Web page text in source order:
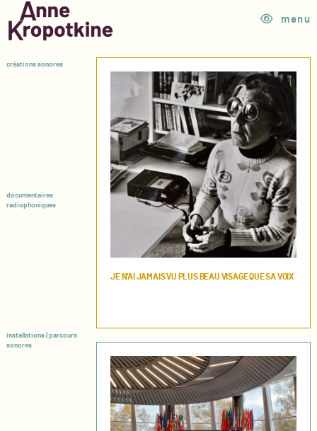
menu
créations sonores
documentaires
radiophoniques
installations | parcours
sonores
JE N’AI JAMAIS VU PLUS BEAU VISAGE QUE SA VOIX